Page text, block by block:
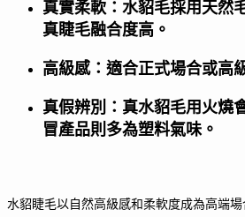
真實柔軟：水貂毛採用天然
真睫毛融合度高。
高級感：適合正式場合或高
真假辨別：真水貂毛用火燒
冒產品則多為塑料氣味。
水貂睫毛以自然高級感和柔軟度成為高端